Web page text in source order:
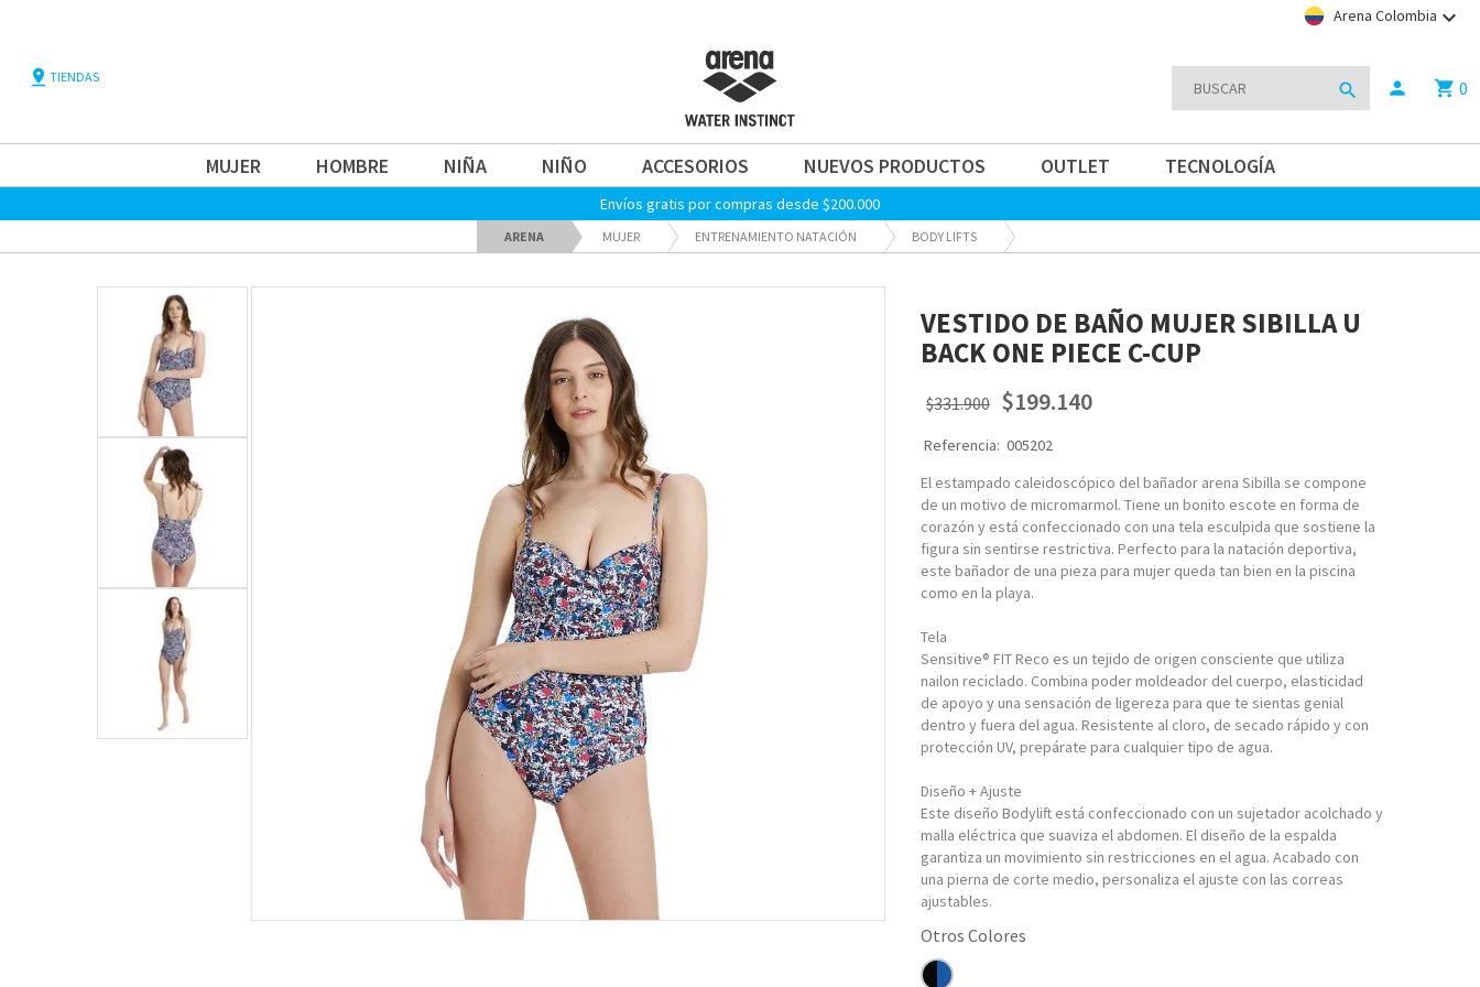
Arena Colombia keyboard_arrow_down
pin_drop TIENDAS
search person shopping_cart 0
MUJER HOMBRE NIÑA NIÑO ACCESORIOS NUEVOS PRODUCTOS OUTLET TECNOLOGÍA
Envíos gratis por compras desde $200.000
ARENA MUJER ENTRENAMIENTO NATACIÓN BODY LIFTS
VESTIDO DE BAÑO MUJER SIBILLA U
BACK ONE PIECE C-CUP
$331.900 $199.140
Referencia: 005202
El estampado caleidoscópico del bañador arena Sibilla se compone
de un motivo de micromarmol. Tiene un bonito escote en forma de
corazón y está confeccionado con una tela esculpida que sostiene la
figura sin sentirse restrictiva. Perfecto para la natación deportiva,
este bañador de una pieza para mujer queda tan bien en la piscina
como en la playa.
Tela
Sensitive® FIT Reco es un tejido de origen consciente que utiliza
nailon reciclado. Combina poder moldeador del cuerpo, elasticidad
de apoyo y una sensación de ligereza para que te sientas genial
dentro y fuera del agua. Resistente al cloro, de secado rápido y con
protección UV, prepárate para cualquier tipo de agua.
Diseño + Ajuste
Este diseño Bodylift está confeccionado con un sujetador acolchado y
malla eléctrica que suaviza el abdomen. El diseño de la espalda
garantiza un movimiento sin restricciones en el agua. Acabado con
una pierna de corte medio, personaliza el ajuste con las correas
ajustables.